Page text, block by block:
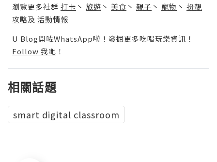
瀏覽更多社群 打卡 丶 旅遊 丶 美食 丶 親子 丶 寵物 丶 扮靚
攻略及 活動情報
U Blog開咗WhatsApp啦！發掘更多吃喝玩樂資訊！
Follow 我哋 ！
相關話題
smart digital classroom